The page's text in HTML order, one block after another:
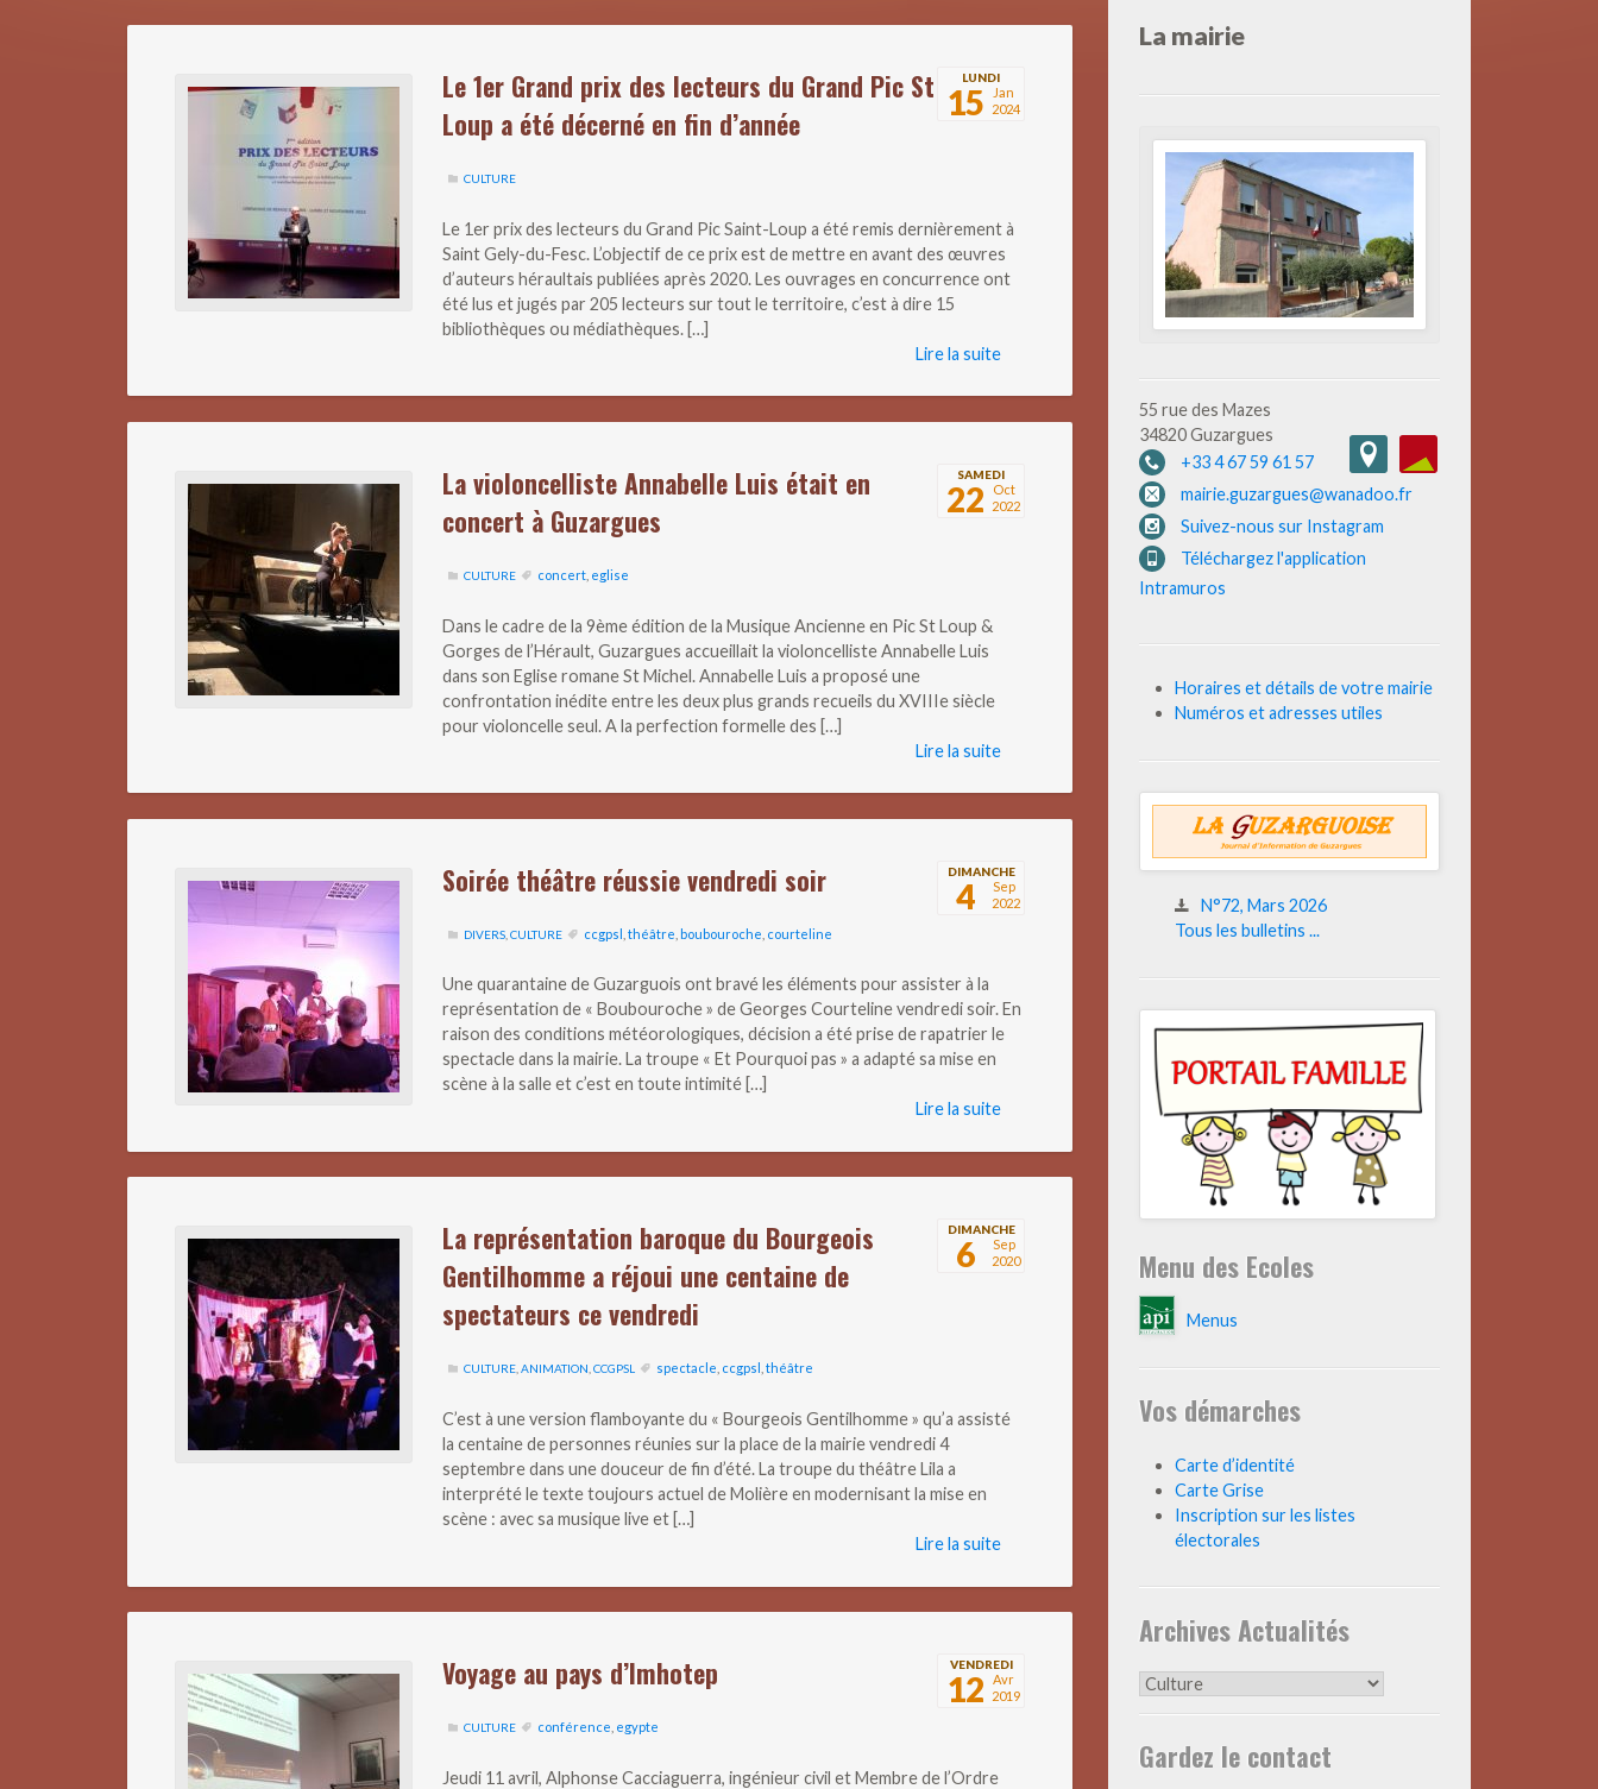
LUNDI
15
Jan
2024
Le 1er Grand prix des lecteurs du Grand Pic St
Loup a été décerné en fin d’année
CULTURE
Le 1er prix des lecteurs du Grand Pic Saint-Loup a été remis dernièrement à
Saint Gely-du-Fesc. L’objectif de ce prix est de mettre en avant des œuvres
d’auteurs héraultais publiées après 2020. Les ouvrages en concurrence ont
été lus et jugés par 205 lecteurs sur tout le territoire, c’est à dire 15
bibliothèques ou médiathèques. […]
Lire la suite
SAMEDI
22
Oct
2022
La violoncelliste Annabelle Luis était en
concert à Guzargues
CULTURE concert eglise
Dans le cadre de la 9ème édition de la Musique Ancienne en Pic St Loup &
Gorges de l’Hérault, Guzargues accueillait la violoncelliste Annabelle Luis
dans son Eglise romane St Michel. Annabelle Luis a proposé une
confrontation inédite entre les deux plus grands recueils du XVIIIe siècle
pour violoncelle seul. A la perfection formelle des […]
Lire la suite
DIMANCHE
4
Sep
2022
Soirée théâtre réussie vendredi soir
DIVERS CULTURE ccgpsl théâtre boubouroche courteline
Une quarantaine de Guzarguois ont bravé les éléments pour assister à la
représentation de « Boubouroche » de Georges Courteline vendredi soir. En
raison des conditions météorologiques, décision a été prise de rapatrier le
spectacle dans la mairie. La troupe « Et Pourquoi pas » a adapté sa mise en
scène à la salle et c’est en toute intimité […]
Lire la suite
DIMANCHE
6
Sep
2020
La représentation baroque du Bourgeois
Gentilhomme a réjoui une centaine de
spectateurs ce vendredi
CULTURE ANIMATION CCGPSL spectacle ccgpsl théâtre
C’est à une version flamboyante du « Bourgeois Gentilhomme » qu’a assisté
la centaine de personnes réunies sur la place de la mairie vendredi 4
septembre dans une douceur de fin d’été. La troupe du théâtre Lila a
interprété le texte toujours actuel de Molière en modernisant la mise en
scène : avec sa musique live et […]
Lire la suite
VENDREDI
12
Avr
2019
Voyage au pays d’Imhotep
CULTURE conférence egypte
Jeudi 11 avril, Alphonse Cacciaguerra, ingénieur civil et Membre de l’Ordre
La mairie
55 rue des Mazes
34820 Guzargues
+33 4 67 59 61 57
mairie.guzargues@wanadoo.fr
Suivez-nous sur Instagram
Téléchargez l'application
Intramuros
Horaires et détails de votre mairie
Numéros et adresses utiles
N°72, Mars 2026
Tous les bulletins ...
Menu des Ecoles
Menus
Vos démarches
Carte d’identité
Carte Grise
Inscription sur les listes
électorales
Archives Actualités
Archives
Gardez le contact